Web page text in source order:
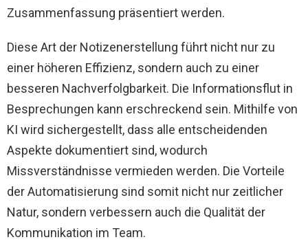
Zusammenfassung präsentiert werden.
Diese Art der Notizenerstellung führt nicht nur zu
einer höheren Effizienz, sondern auch zu einer
besseren Nachverfolgbarkeit. Die Informationsflut in
Besprechungen kann erschreckend sein. Mithilfe von
KI wird sichergestellt, dass alle entscheidenden
Aspekte dokumentiert sind, wodurch
Missverständnisse vermieden werden. Die Vorteile
der Automatisierung sind somit nicht nur zeitlicher
Natur, sondern verbessern auch die Qualität der
Kommunikation im Team.